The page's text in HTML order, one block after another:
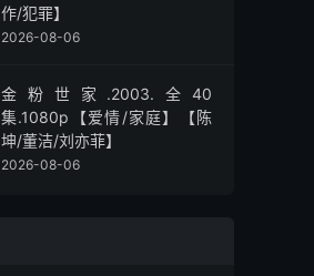
作/犯罪】
2026-08-06
金粉世家.2003.全40
集.1080p【爱情/家庭】【陈
坤/董洁/刘亦菲】
2026-08-06